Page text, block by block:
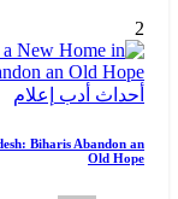
2
أحداث أدب إعلام
Biharis Abandon an
Old Hope